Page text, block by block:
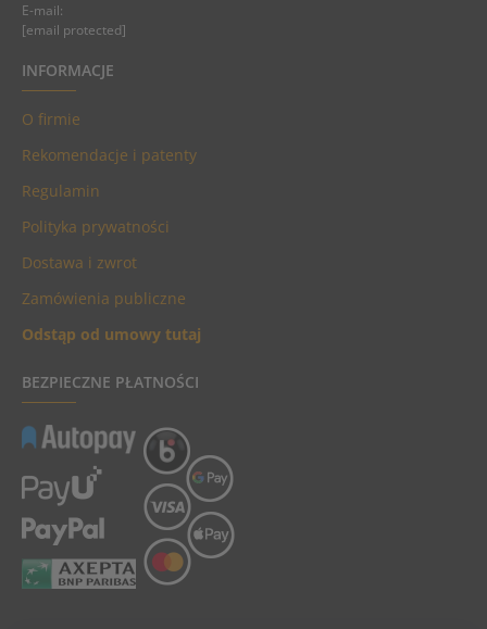
E-mail:
[email protected]
INFORMACJE
O firmie
Rekomendacje i patenty
Regulamin
Polityka prywatności
Dostawa i zwrot
Zamówienia publiczne
Odstąp od umowy tutaj
BEZPIECZNE PŁATNOŚCI